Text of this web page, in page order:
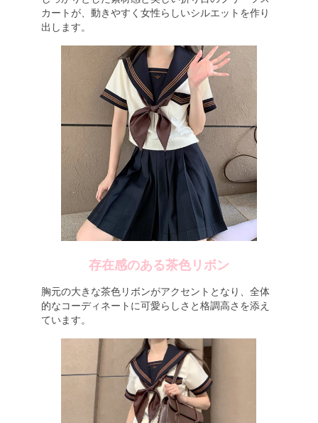
カートが、動きやすく女性らしいシルエットを作り
出します。
存在感のある茶色リボン
胸元の大きな茶色リボンがアクセントとなり、全体
的なコーディネートに可愛らしさと格調高さを添え
ています。